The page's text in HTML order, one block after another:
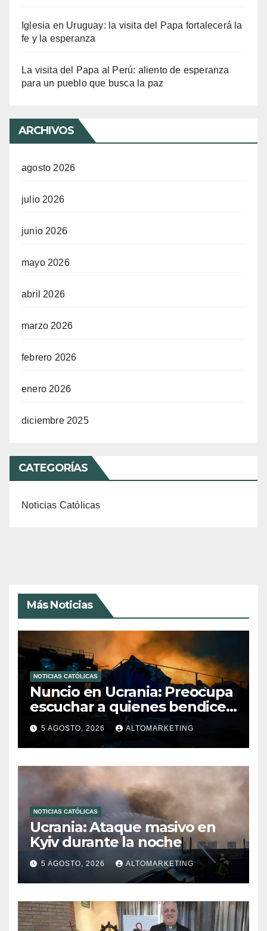
Iglesia en Uruguay: la visita del Papa fortalecerá la
fe y la esperanza
La visita del Papa al Perú: aliento de esperanza
para un pueblo que busca la paz
ARCHIVOS
agosto 2026
julio 2026
junio 2026
mayo 2026
abril 2026
marzo 2026
febrero 2026
enero 2026
diciembre 2025
CATEGORÍAS
Noticias Católicas
Más Noticias
NOTICIAS CATÓLICAS
Nuncio en Ucrania: Preocupa
escuchar a quienes bendicen
la guerra
5 AGOSTO, 2026 ALTOMARKETING
NOTICIAS CATÓLICAS
Ucrania: Ataque masivo en
Kyiv durante la noche
5 AGOSTO, 2026 ALTOMARKETING